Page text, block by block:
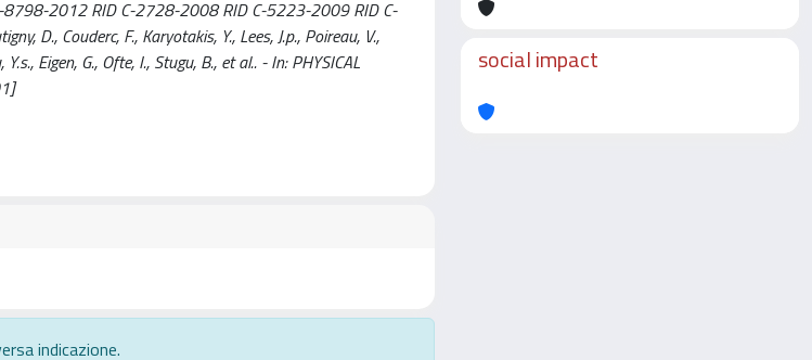
8798-2012 RID C-2728-2008 RID C-5223-2009 RID C-
D., Couderc, F., Karyotakis, Y., Lees, J.p., Poireau, V.,
Eigen, G., Ofte, I., Stugu, B., et al.. - In: PHYSICAL
indicazione.
social impact